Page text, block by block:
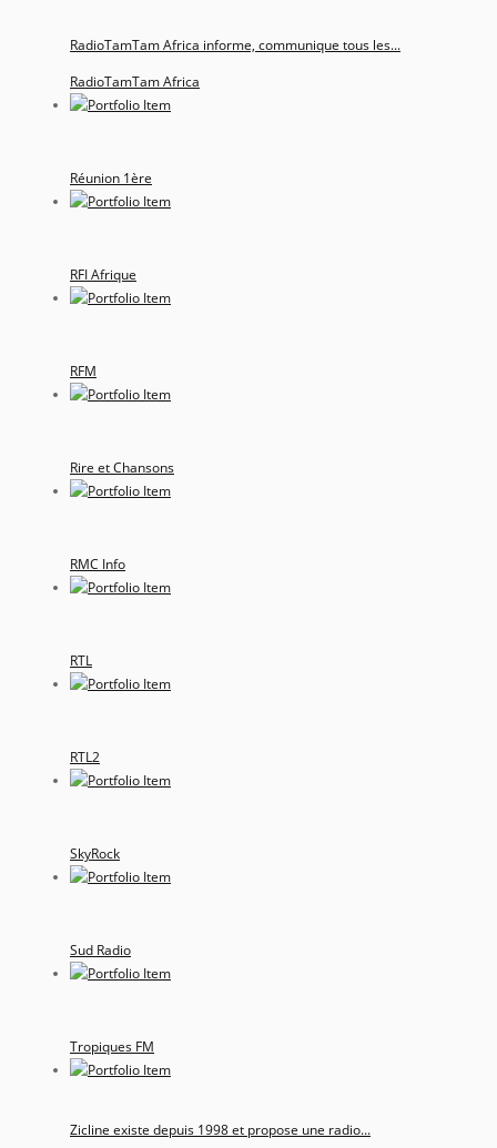
RadioTamTam Africa informe, communique tous les...
RadioTamTam Africa
Réunion 1ère
RFI Afrique
RFM
Rire et Chansons
RMC Info
RTL
RTL2
SkyRock
Sud Radio
Tropiques FM
Zicline existe depuis 1998 et propose une radio...